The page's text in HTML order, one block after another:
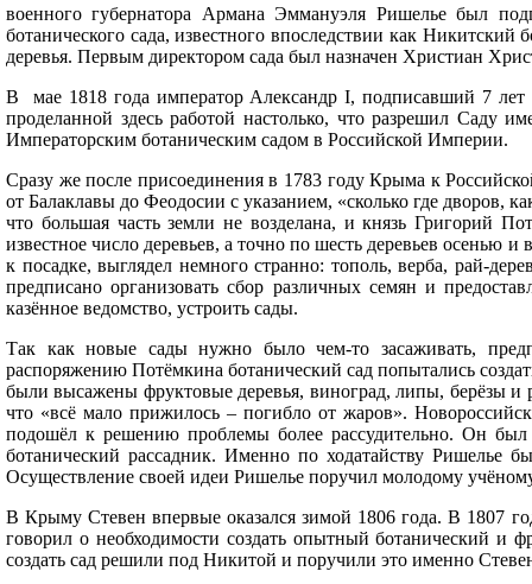
военного губернатора Армана Эммануэля Ришелье был
ботанического сада, известного впоследствии как
деревья. Первым директором сада был назначен Христиан
В мае 1818 года император Александр I, подписавший 7 лет
проделанной здесь работой настолько, что разрешил Саду
Императорским ботаническим садом в Российской Империи.
Сразу же после присоединения в 1783 году Крыма к
от Балаклавы до Феодосии с указанием, «сколько где дворов,
что большая часть земли не возделана, и князь Григорий
известное число деревьев, а точно по шесть деревьев осенью
к посадке, выглядел немного странно: тополь, верба, рай-
предписано организовать сбор различных семян и
казённое ведомство, устроить сады.
Так как новые сады нужно было чем-то засаживать,
распоряжению Потёмкина ботанический сад попытались
были высажены фруктовые деревья, виноград, липы, берёзы и
что «всё мало прижилось – погибло от жаров».
подошёл к решению проблемы более рассудительно. Он был
ботанический рассадник. Именно по ходатайству Ришелье
Осуществление своей идеи Ришелье поручил молодому
В Крыму Стевен впервые оказался зимой 1806 года. В 1807
говорил о необходимости создать опытный ботанический и
создать сад решили под Никитой и поручили это именно